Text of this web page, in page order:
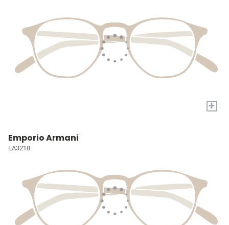
+
Emporio Armani
EA3218